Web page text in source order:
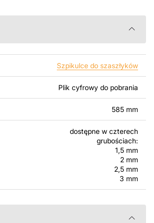
narzędzi do edycji wektorowej.
plików możesz przy pomocy
myślą o nowoczesnej estetyce i
plików do tworzenia gotowych
do użytku osobistego, jak i
tym do sprzedaży produktów
tych projektów. Należy
że odsprzedaż lub udostępnianie
zmodyfikowanych plików jest
możemy dostosować projekt
tekstu, obrazów lub logo Twojej firmy
Szpikulce do szaszłyków
Plik cyfrowy do pobrania
585 mm
dostępne w czterech
grubościach:
1,5 mm
2 mm
2,5 mm
3 mm